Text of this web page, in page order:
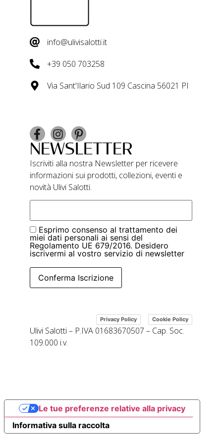
info@ulivisalotti.it
+39 050 703258
Via Sant'Ilario Sud 109 Cascina 56021 PI
NEWSLETTER
Iscriviti alla nostra Newsletter per ricevere
informazioni sui prodotti, collezioni, eventi e
novità Ulivi Salotti.
Esprimo consenso al trattamento dei
miei dati personali ai sensi del
Regolamento UE 679/2016. Desidero
iscrivermi al vostro servizio di newsletter
Conferma Iscrizione
Privacy Policy Cookie Policy
Ulivi Salotti – P.IVA 01683670507 – Cap. Soc.
109.000 i.v.
Informativa sulla raccolta
Le tue preferenze relative alla privacy